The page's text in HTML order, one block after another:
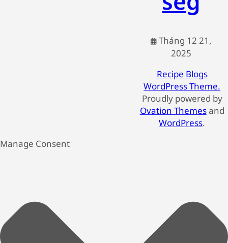
Tháng 12 21,
2025
Recipe Blogs
WordPress Theme.
Proudly powered by
Ovation Themesand
WordPress.
Manage Consent